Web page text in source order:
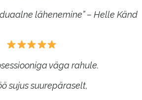
lähenemine” – Helle Känd
väga rahule.
sujus suurepäraselt,